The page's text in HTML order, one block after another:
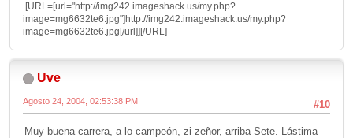
[URL=[url="http://img242.imageshack.us/my.php?
image=mg6632te6.jpg"]http://img242.imageshack.us/my.php?
image=mg6632te6.jpg[/url]] [/URL]
Uve
#10
Agosto 24, 2004, 02:53:38 PM
Muy buena carrera, a lo campeón, zi zeñor, arriba Sete. Lástima